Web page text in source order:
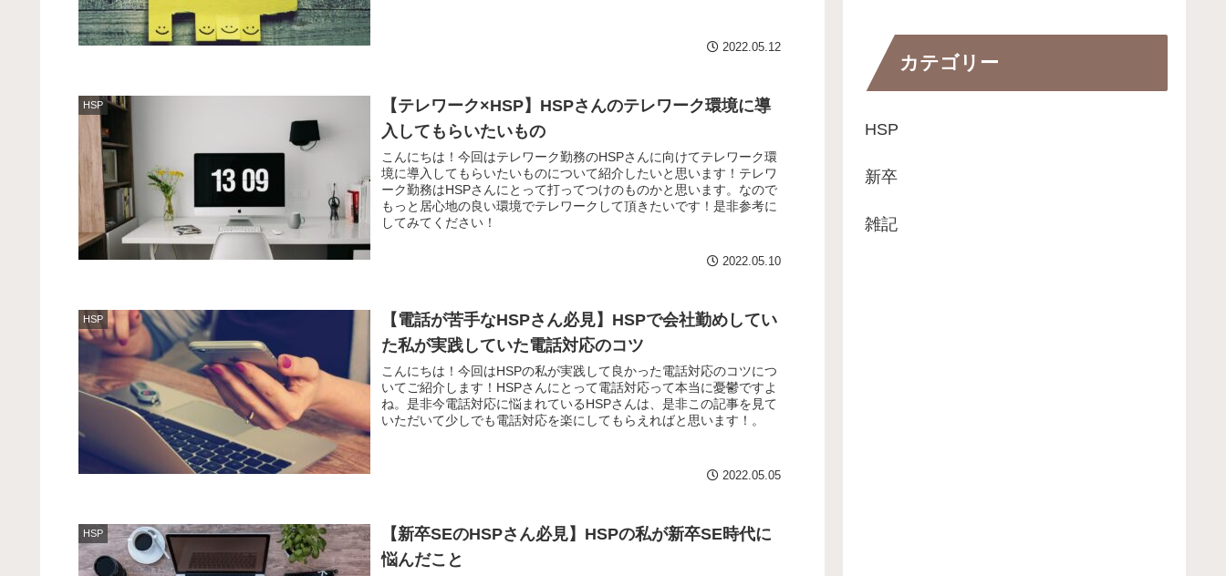
2022.05.12
HSP
【テレワーク×HSP】HSPさんのテレワーク環境に導
入してもらいたいもの
こんにちは！今回はテレワーク勤務のHSPさんに向けてテレワーク環
境に導入してもらいたいものについて紹介したいと思います！テレワ
ーク勤務はHSPさんにとって打ってつけのものかと思います。なので
もっと居心地の良い環境でテレワークして頂きたいです！是非参考に
してみてください！
2022.05.10
HSP
【電話が苦手なHSPさん必見】HSPで会社勤めしてい
た私が実践していた電話対応のコツ
こんにちは！今回はHSPの私が実践して良かった電話対応のコツにつ
いてご紹介します！HSPさんにとって電話対応って本当に憂鬱ですよ
ね。是非今電話対応に悩まれているHSPさんは、是非この記事を見て
いただいて少しでも電話対応を楽にしてもらえればと思います！。
2022.05.05
HSP
【新卒SEのHSPさん必見】HSPの私が新卒SE時代に
悩んだこと
カテゴリー
HSP
新卒
雑記